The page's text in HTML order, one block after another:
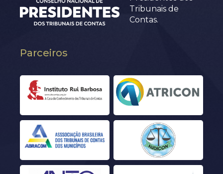
Tribunais de
Contas.
Parceiros